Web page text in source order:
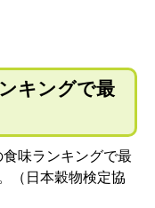
キングで最
味ランキングで最
（日本穀物検定協